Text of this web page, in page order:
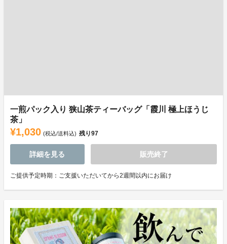
一煎パック入り 狭山茶ティーバッグ「霞川 極上ほうじ
茶」
¥1,030 (税込/送料込) 残り97
詳細を見る 販売終了
ご提供予定時期：ご支援いただいてから2週間以内にお届け